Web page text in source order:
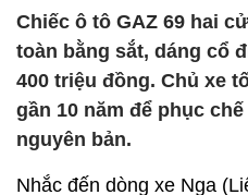
Chiếc ô tô GAZ 69 hai
toàn bằng sắt, dáng cổ
400 triệu đồng. Chủ xe
gần 10 năm để phục
nguyên bản.
Nhắc đến dòng xe Nga